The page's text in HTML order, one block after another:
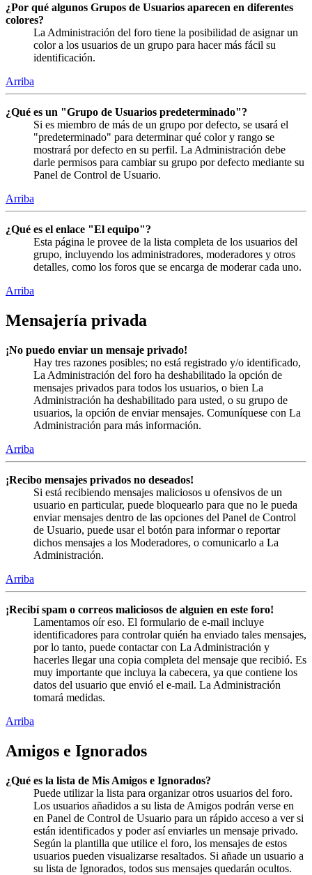
¿Por qué algunos Grupos de Usuarios aparecen en diferentes
colores?
La Administración del foro tiene la posibilidad de asignar un
color a los usuarios de un grupo para hacer más fácil su
identificación.
Arriba
¿Qué es un "Grupo de Usuarios predeterminado"?
Si es miembro de más de un grupo por defecto, se usará el
"predeterminado" para determinar qué color y rango se
mostrará por defecto en su perfil. La Administración debe
darle permisos para cambiar su grupo por defecto mediante su
Panel de Control de Usuario.
Arriba
¿Qué es el enlace "El equipo"?
Esta página le provee de la lista completa de los usuarios del
grupo, incluyendo los administradores, moderadores y otros
detalles, como los foros que se encarga de moderar cada uno.
Arriba
Mensajería privada
¡No puedo enviar un mensaje privado!
Hay tres razones posibles; no está registrado y/o identificado,
La Administración del foro ha deshabilitado la opción de
mensajes privados para todos los usuarios, o bien La
Administración ha deshabilitado para usted, o su grupo de
usuarios, la opción de enviar mensajes. Comuníquese con La
Administración para más información.
Arriba
¡Recibo mensajes privados no deseados!
Si está recibiendo mensajes maliciosos u ofensivos de un
usuario en particular, puede bloquearlo para que no le pueda
enviar mensajes dentro de las opciones del Panel de Control
de Usuario, puede usar el botón para informar o reportar
dichos mensajes a los Moderadores, o comunicarlo a La
Administración.
Arriba
¡Recibí spam o correos maliciosos de alguien en este foro!
Lamentamos oír eso. El formulario de e-mail incluye
identificadores para controlar quién ha enviado tales mensajes,
por lo tanto, puede contactar con La Administración y
hacerles llegar una copia completa del mensaje que recibió. Es
muy importante que incluya la cabecera, ya que contiene los
datos del usuario que envió el e-mail. La Administración
tomará medidas.
Arriba
Amigos e Ignorados
¿Qué es la lista de Mis Amigos e Ignorados?
Puede utilizar la lista para organizar otros usuarios del foro.
Los usuarios añadidos a su lista de Amigos podrán verse en
en Panel de Control de Usuario para un rápido acceso a ver si
están identificados y poder así enviarles un mensaje privado.
Según la plantilla que utilice el foro, los mensajes de estos
usuarios pueden visualizarse resaltados. Si añade un usuario a
su lista de Ignorados, todos sus mensajes quedarán ocultos.